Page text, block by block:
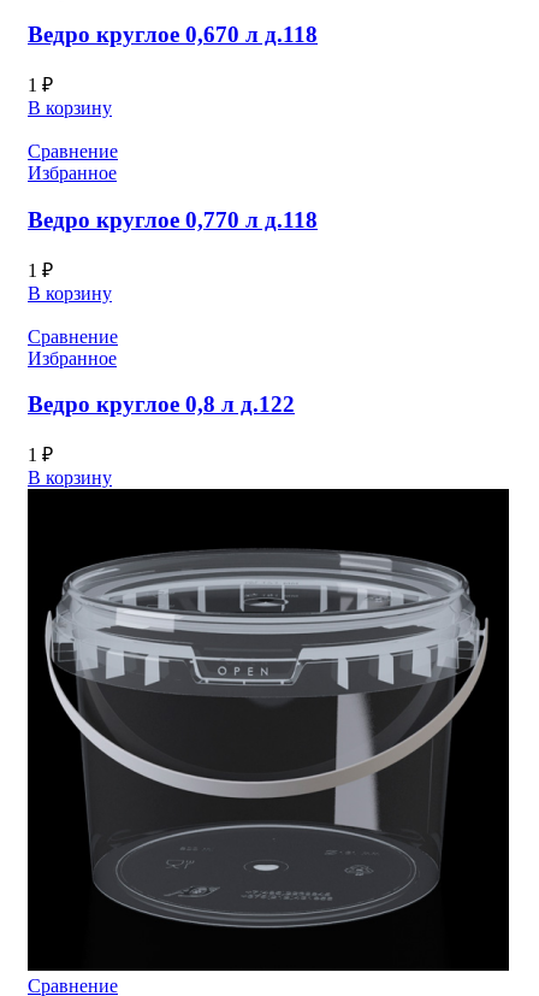
Ведро круглое 0,670 л д.118
1 ₽
В корзину
Сравнение
Избранное
Ведро круглое 0,770 л д.118
1 ₽
В корзину
Сравнение
Избранное
Ведро круглое 0,8 л д.122
1 ₽
В корзину
Сравнение